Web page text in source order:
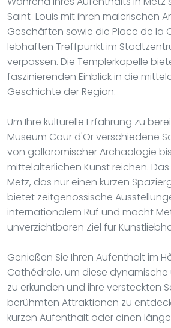
Saint-Louis mit ihren malerischen
Geschäften sowie die Place de la
lebhaften Treffpunkt im
verpassen. Die Templerkapelle
faszinierenden Einblick in die
Geschichte der Region.
Um Ihre kulturelle Erfahrung zu
Museum Cour d'Or verschiedene
von gallorömischer Archäologie
mittelalterlichen Kunst reichen.
Metz, das nur einen kurzen
bietet zeitgenössische
internationalem Ruf und macht
unverzichtbaren Ziel für
Genießen Sie Ihren Aufenthalt im
Cathédrale, um diese
zu erkunden und ihre versteckten
berühmten Attraktionen zu
kurzen Aufenthalt oder einen